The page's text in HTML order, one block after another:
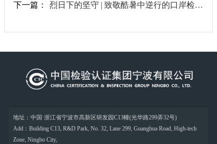
下一篇：
烈日下的坚守 | 致敬酷暑中逆行的口岸检验员
地址：中国·浙江省宁波市高新区研发园C13幢(光华路299弄32号)
Add：Building C13, R&D Park, No. 32, Lane 299, Guanghua Road, High-tech
Zone, Ningbo City,